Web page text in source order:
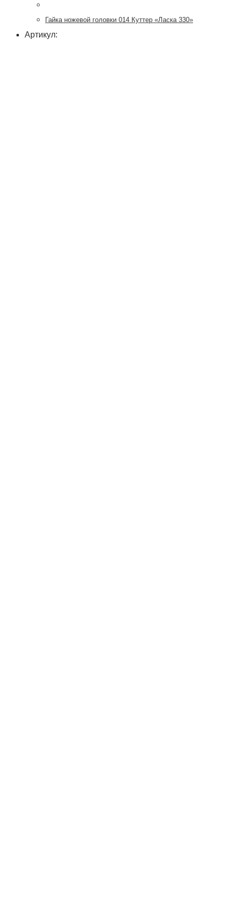
Гайка ножевой головки 014 Куттер «Ласка 330»
Артикул: